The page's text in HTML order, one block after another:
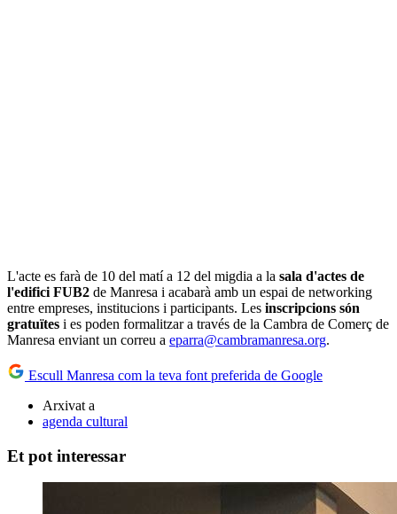
L'acte es farà de 10 del matí a 12 del migdia a la sala d'actes de
l'edifici FUB2 de Manresa i acabarà amb un espai de networking
entre empreses, institucions i participants. Les inscripcions són
gratuïtes i es poden formalitzar a través de la Cambra de Comerç de
Manresa enviant un correu a eparra@cambramanresa.org.
Escull Manresa com la teva font preferida de Google
Arxivat a
agenda cultural
Et pot interessar